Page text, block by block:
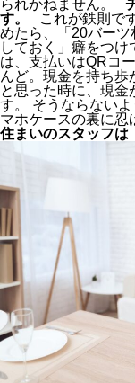
られかねません。
す。
これが鉄則で
めたら、「20バー
しておく」癖をつ
は、支払いはQRコ
んど。現金を持ち歩
と思った時に、現金
す。 そうならない
マホケースの裏に
住まいのスタッフは